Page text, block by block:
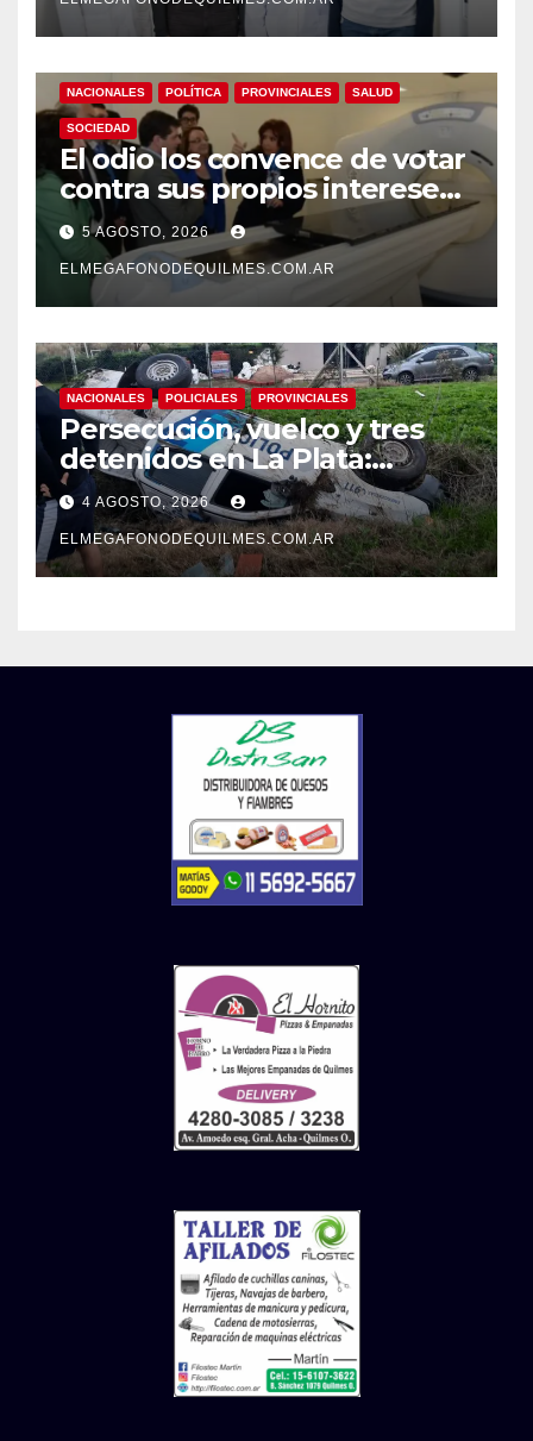
envejecimiento cerebral y las
demencias
NACIONALES POLÍTICA PROVINCIALES SALUD
SOCIEDAD
El odio los convence de votar
contra sus propios intereses.
Una Sociedad atrapada en la
grieta
5 AGOSTO, 2026
ELMEGAFONODEQUILMES.COM.AR
NACIONALES POLICIALES PROVINCIALES
Persecución, vuelco y tres
detenidos en La Plata:
recuperaron motos robadas
tras un operativo policial
4 AGOSTO, 2026
ELMEGAFONODEQUILMES.COM.AR